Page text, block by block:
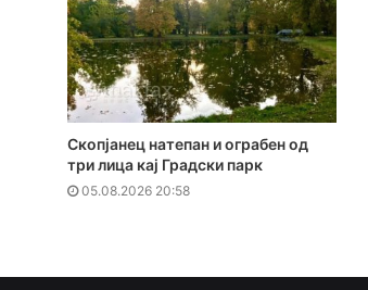
Скопјанец натепан и ограбен од
три лица кај Градски парк
05.08.2026 20:58